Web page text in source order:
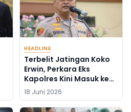
HEADLINE
Terbelit Jatingan Koko
Erwin, Perkara Eks
Kapolres Kini Masuk ke
Kejaksaan Tinggi
18 Juni 2026